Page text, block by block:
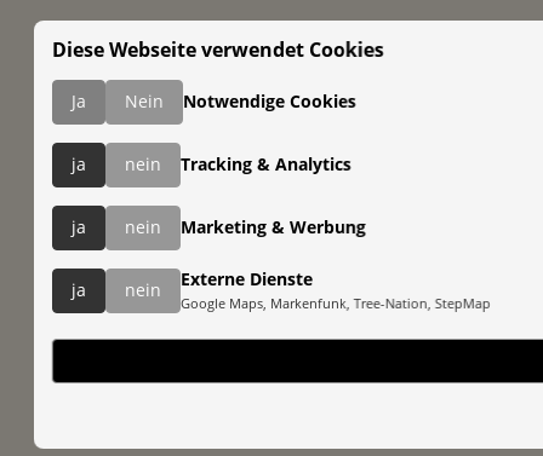
Diese Webseite verwendet Cookies
Ja Nein Notwendige Cookies
ja nein Tracking & Analytics
ja nein Marketing & Werbung
ja nein
Externe Dienste
Google Maps, Markenfunk, Tree-Nation, StepMap